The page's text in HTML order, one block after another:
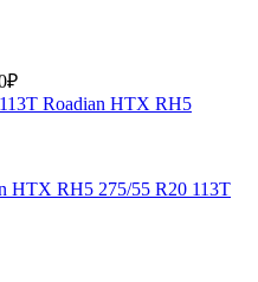
HTX RH5 275/55 R20 113T